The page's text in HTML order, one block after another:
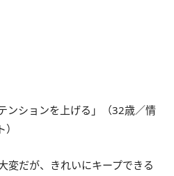
ンションを上げる」（32歳／情
変だが、きれいにキープできる